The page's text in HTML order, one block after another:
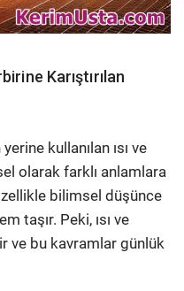
Karıştırılan
kullanılan ısı ve
olarak farklı anlamlara
bilimsel düşünce
taşır. Peki, ısı ve
ve bu kavramlar günlük